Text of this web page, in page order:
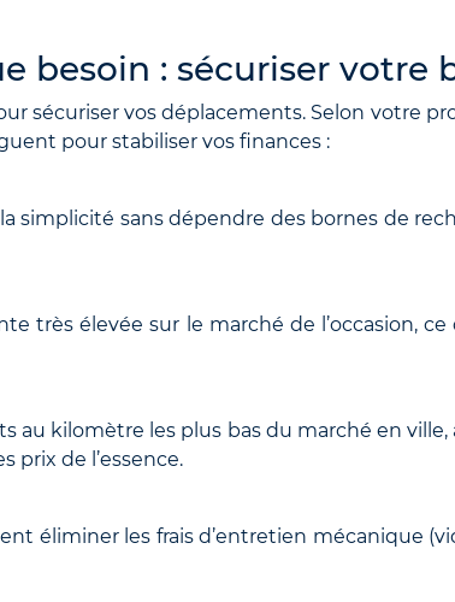
besoin : sécuriser
sécuriser vos déplacements. Selon votre
pour stabiliser vos finances :
simplicité sans dépendre des bornes de
très élevée sur le marché de l’occasion,
au kilomètre les plus bas du marché en
prix de l’essence.
éliminer les frais d’entretien mécanique